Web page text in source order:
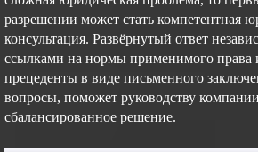
разрешении может стать компетентная
консультация. Развёрнутый ответ
ссылками на нормы применимого права
прецеденты в виде письменного
вопросы, поможет руководству
сбалансированное решение.